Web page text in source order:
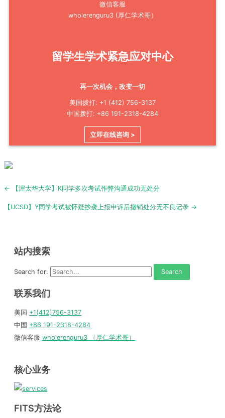
微信客服
wholerenguru3 (厚仁学术哥）
留学生学术紧急应对中心
再一次机会，改变一切
美国拨打: +1 (412) 756-3137
中国拨打: +86 191-2318-4284
立即在线咨询 >
Post
← 【渥太华大学】K同学多次考试作弊沟通成功无处分
【UCSD】Y同学考试被怀疑抄袭上报申诉后撤销处分无不良记录 →
站内搜索
Search for:
联系我们
美国 +1(412)756-3137
中国 +86 191-2318-4284
微信客服 wholerenguru3 （厚仁学术哥）
核心业务
FITS方法论